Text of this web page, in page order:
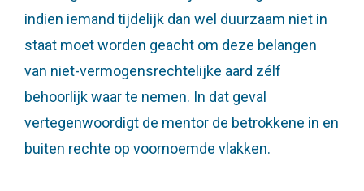
indien iemand tijdelijk dan wel duurzaam niet in
staat moet worden geacht om deze belangen
van niet-vermogensrechtelijke aard zélf
behoorlijk waar te nemen. In dat geval
vertegenwoordigt de mentor de betrokkene in en
buiten rechte op voornoemde vlakken.